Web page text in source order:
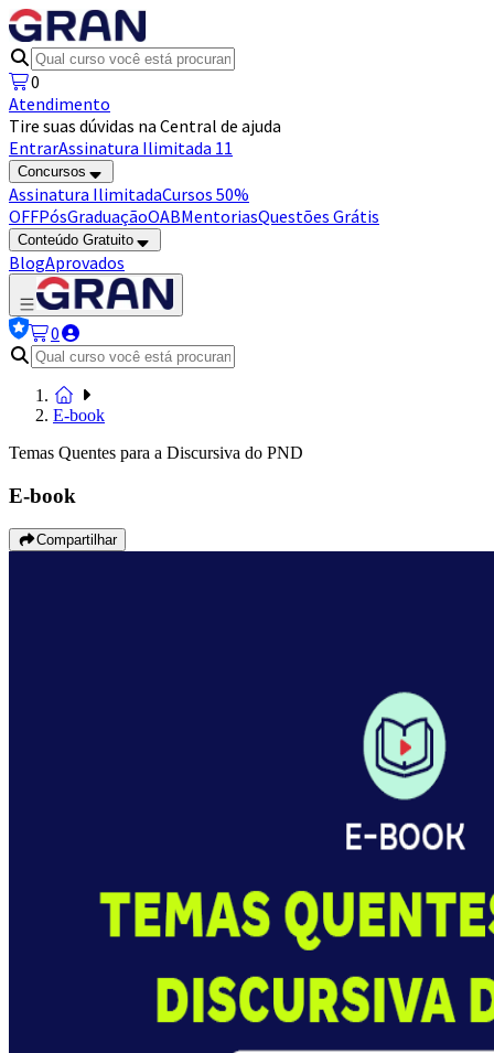
0
Atendimento
Tire suas dúvidas na Central de ajuda
EntrarAssinatura Ilimitada 11
Concursos
Assinatura IlimitadaCursos 50%
OFFPósGraduaçãoOABMentoriasQuestões Grátis
Conteúdo Gratuito
BlogAprovados
0
E-book
Temas Quentes para a Discursiva do PND
E-book
Compartilhar